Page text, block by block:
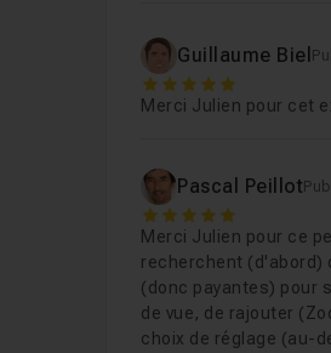
Guillaume Biel
5
Merci Julien pour cet
Pascal Peillot
5
Merci Julien pour ce
recherchent (d'abord)
(donc payantes) pour
de vue, de rajouter
choix de réglage (au-